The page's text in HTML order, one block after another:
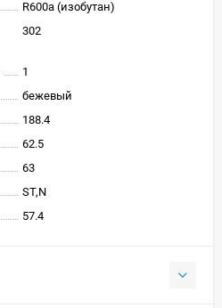
R600a (изобутан)
302
1
бежевый
188.4
62.5
63
ST,N
57.4